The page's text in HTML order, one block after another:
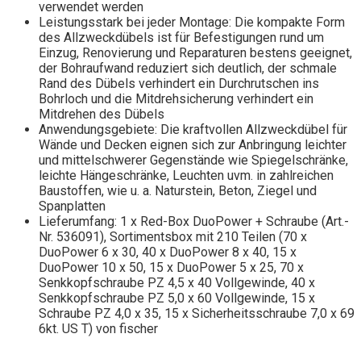
verwendet werden
Leistungsstark bei jeder Montage: Die kompakte Form
des Allzweckdübels ist für Befestigungen rund um
Einzug, Renovierung und Reparaturen bestens geeignet,
der Bohraufwand reduziert sich deutlich, der schmale
Rand des Dübels verhindert ein Durchrutschen ins
Bohrloch und die Mitdrehsicherung verhindert ein
Mitdrehen des Dübels
Anwendungsgebiete: Die kraftvollen Allzweckdübel für
Wände und Decken eignen sich zur Anbringung leichter
und mittelschwerer Gegenstände wie Spiegelschränke,
leichte Hängeschränke, Leuchten uvm. in zahlreichen
Baustoffen, wie u. a. Naturstein, Beton, Ziegel und
Spanplatten
Lieferumfang: 1 x Red-Box DuoPower + Schraube (Art.-
Nr. 536091), Sortimentsbox mit 210 Teilen (70 x
DuoPower 6 x 30, 40 x DuoPower 8 x 40, 15 x
DuoPower 10 x 50, 15 x DuoPower 5 x 25, 70 x
Senkkopfschraube PZ 4,5 x 40 Vollgewinde, 40 x
Senkkopfschraube PZ 5,0 x 60 Vollgewinde, 15 x
Schraube PZ 4,0 x 35, 15 x Sicherheitsschraube 7,0 x 69
6kt. US T) von fischer